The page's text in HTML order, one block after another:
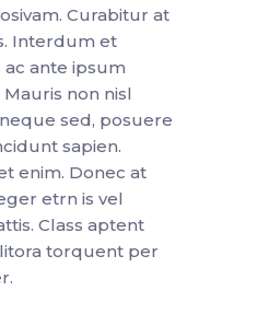
Curabitur at
Interdum et
ante ipsum
non nisl
sed, posuere
sapien.
enim. Donec at
etrn is vel
Class aptent
torquent per